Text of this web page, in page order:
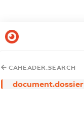
CAHEADER.SEARCH
document.dossier